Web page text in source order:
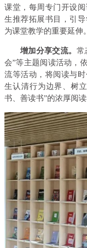
课堂，每周专门开设
生推荐拓展书目，引
为课堂教学的重要延伸。
增加分享交流。 常
会”等主题阅读活动，
流等活动，将阅读与
生认清行为边界、树
书、善读书”的浓厚阅读